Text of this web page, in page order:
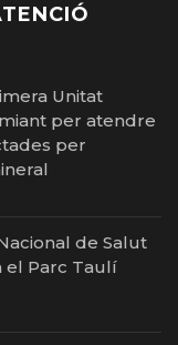
Unitat
per atendre
per
de Salut
el Parc Taulí